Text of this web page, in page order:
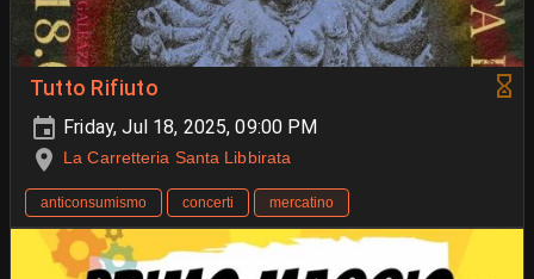
Tutto Rifiuto
Friday, Jul 18, 2025, 09:00 PM
La Carretteria Santa Libbirata
anticonsumismo concerti mercatino